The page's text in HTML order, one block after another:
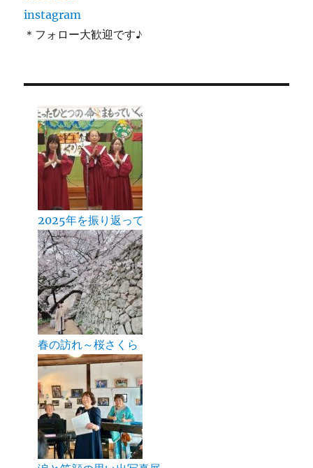
instagram
＊フォロー大歓迎です♪
2025年を振り返って
春の訪れ～桜さくら